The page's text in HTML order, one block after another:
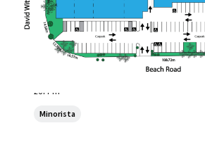
14 The Parade & 125-127 Griffiths
14 The Parade & 125-127 Griffiths Drive,
2677 m²
Minorista